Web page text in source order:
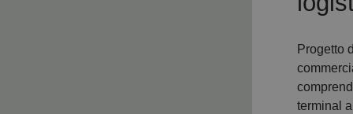
Progetto
terminal